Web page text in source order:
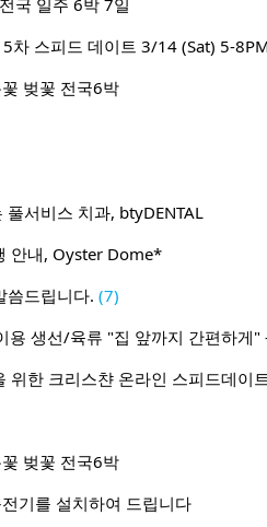
국 일주 6박 7일
차 스피드 데이트 3/14 (Sat) 5-
벚꽃 전국6박
서비스 치과, btyDENTAL
안내, Oyster Dome*
씀드립니다. (7)
용 생선/육류 "집 앞까지 간편하게"
위한 크리스챤 온라인 스피드데이
벚꽃 전국6박
기를 설치하여 드립니다